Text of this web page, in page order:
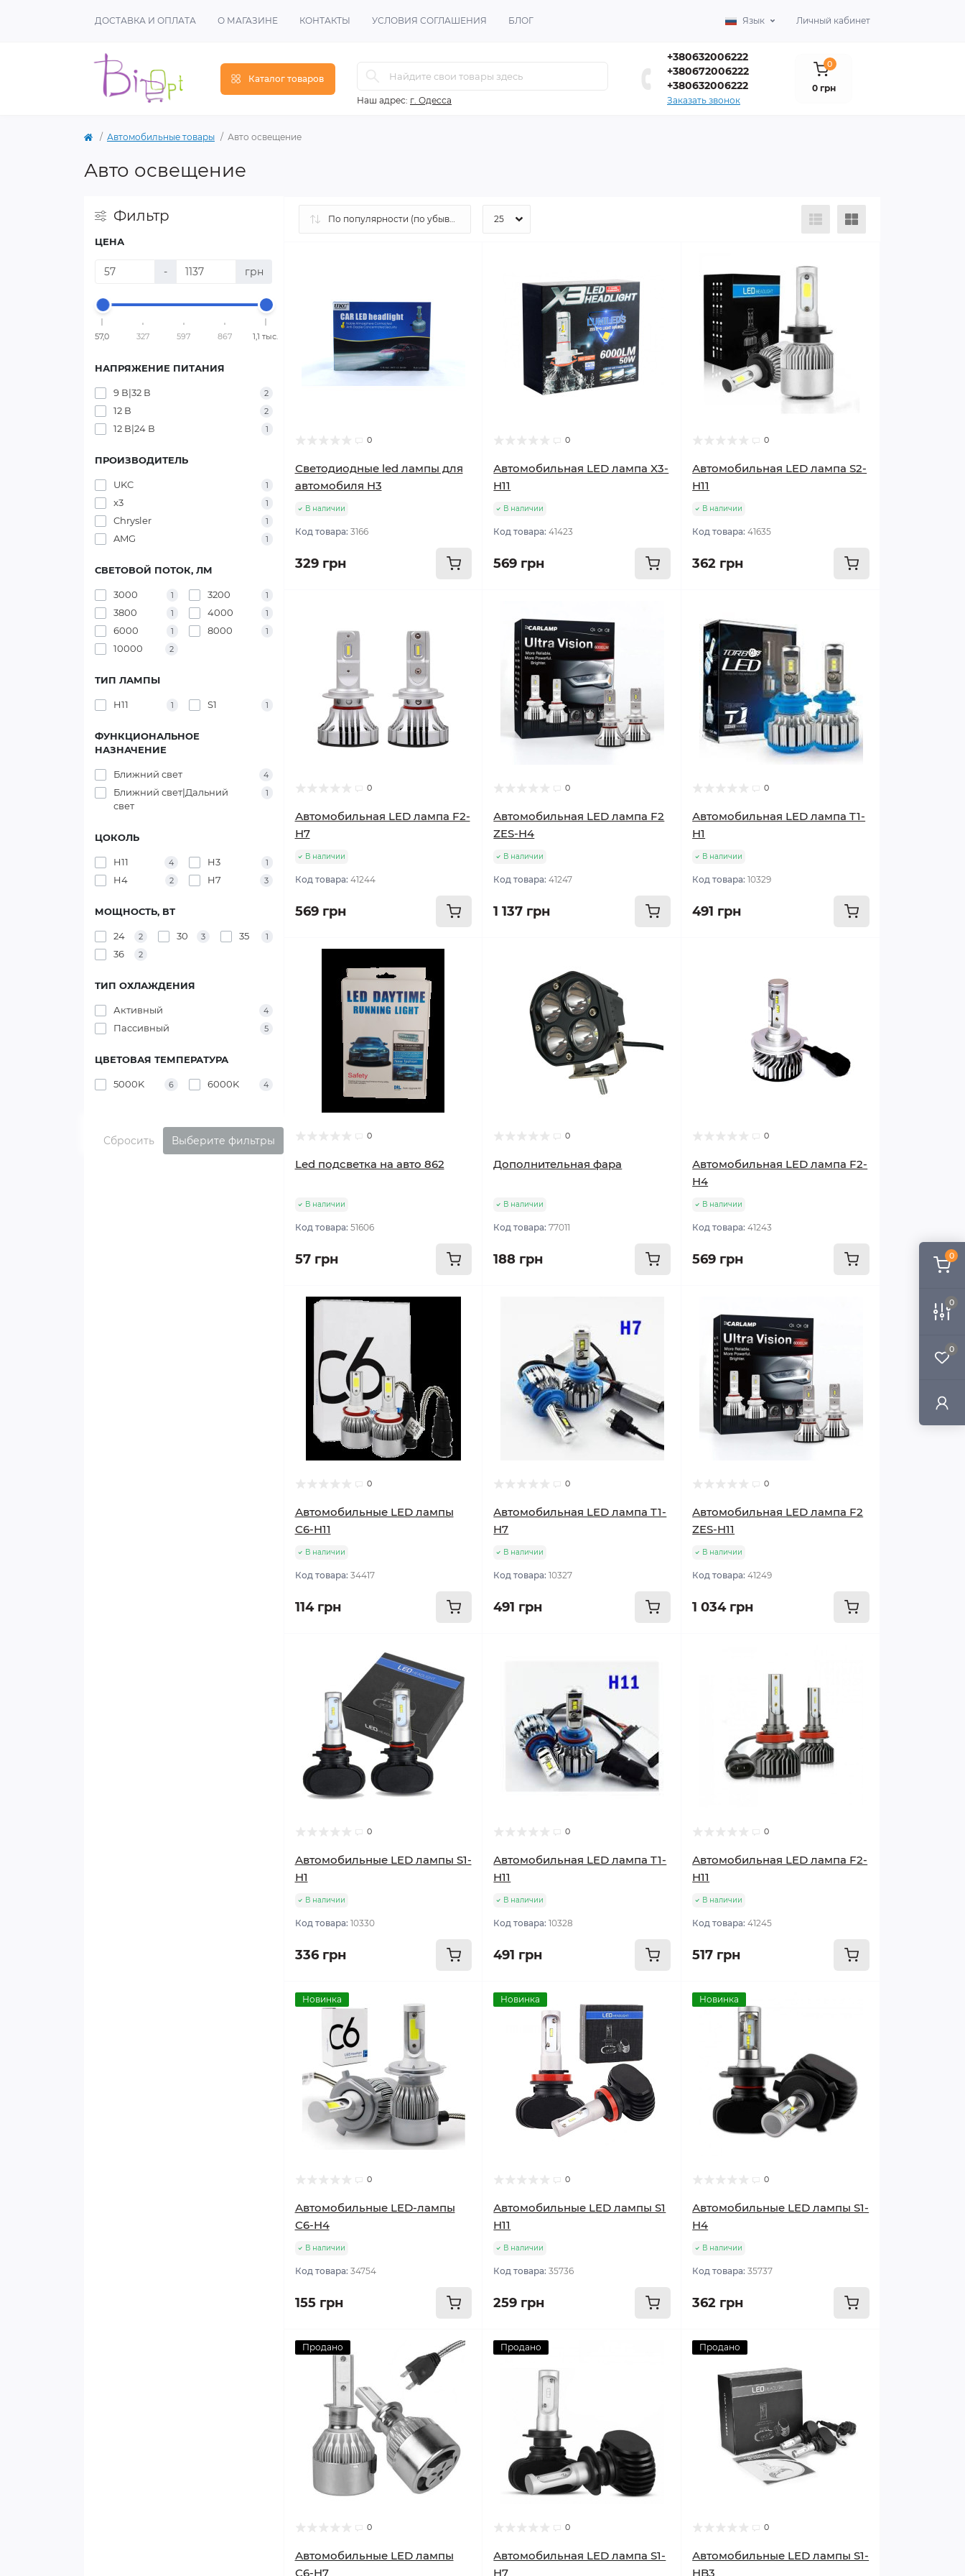
0
0
0
ДОСТАВКА И ОПЛАТА О МАГАЗИНЕ КОНТАКТЫ УСЛОВИЯ СОГЛАШЕНИЯ БЛОГ Язык Личный кабинет
Каталог товаров
Наш адрес: г. Одесса
+380632006222
+380672006222
+380632006222
Заказать звонок
0
0 грн
Автомобильные товары Авто освещение
Авто освещение
Фильтр
ЦЕНА
- грн
57,0 327 597 867 1,1 тыс.
НАПРЯЖЕНИЕ ПИТАНИЯ
9 В|32 В 2
12 В 2
12 В|24 В 1
ПРОИЗВОДИТЕЛЬ
UKC 1
x3 1
Chrysler 1
AMG 1
СВЕТОВОЙ ПОТОК, ЛМ
3000 1 3200 1
3800 1 4000 1
6000 1 8000 1
10000 2
ТИП ЛАМПЫ
H11 1 S1 1
ФУНКЦИОНАЛЬНОЕ
НАЗНАЧЕНИЕ
Ближний свет 4
Ближний свет|Дальний
свет
1
ЦОКОЛЬ
H11 4 H3 1
H4 2 H7 3
МОЩНОСТЬ, ВТ
24 2 30 3 35 1
36 2
ТИП ОХЛАЖДЕНИЯ
Активный 4
Пассивный 5
ЦВЕТОВАЯ ТЕМПЕРАТУРА
5000K 6 6000K 4
Сбросить Выберите фильтры
0
Светодиодные led лампы для
автомобиля H3
В наличии
Код товара: 3166
329 грн
0
Автомобильная LED лампа X3-
H11
В наличии
Код товара:41423
569 грн
0
Автомобильная LED лампа S2-
H11
В наличии
Код товара:41635
362 грн
0
Автомобильная LED лампа F2-
H7
В наличии
Код товара: 41244
569 грн
0
Автомобильная LED лампа F2
ZES-H4
В наличии
Код товара:41247
1 137 грн
0
Автомобильная LED лампа T1-
H1
В наличии
Код товара:10329
491 грн
0
Led подсветка на авто 862
В наличии
Код товара: 51606
57 грн
0
Дополнительная фара
В наличии
Код товара:77011
188 грн
0
Автомобильная LED лампа F2-
H4
В наличии
Код товара:41243
569 грн
0
Автомобильные LED лампы
C6-H11
В наличии
Код товара: 34417
114 грн
0
Автомобильная LED лампа T1-
H7
В наличии
Код товара:10327
491 грн
0
Автомобильная LED лампа F2
ZES-H11
В наличии
Код товара:41249
1 034 грн
0
Автомобильные LED лампы S1-
H1
В наличии
Код товара: 10330
336 грн
0
Автомобильная LED лампа T1-
H11
В наличии
Код товара:10328
491 грн
0
Автомобильная LED лампа F2-
H11
В наличии
Код товара:41245
517 грн
Новинка
0
Автомобильные LED-лампы
C6-H4
В наличии
Код товара: 34754
155 грн
Новинка
0
Автомобильные LED лампы S1
H11
В наличии
Код товара:35736
259 грн
Новинка
0
Автомобильные LED лампы S1-
H4
В наличии
Код товара:35737
362 грн
Продано
0
Автомобильные LED лампы
C6-H7
Продано
0
Автомобильная LED лампа S1-
H7
Продано
0
Автомобильные LED лампы S1-
HB3